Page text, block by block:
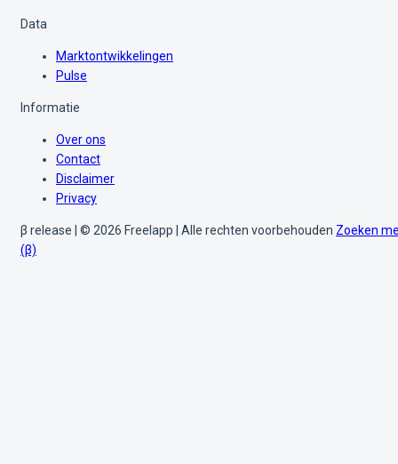
Data
Marktontwikkelingen
Pulse
Informatie
Over ons
Contact
Disclaimer
Privacy
β release | © 2026 Freelapp | Alle rechten voorbehouden Zoeken
(β)